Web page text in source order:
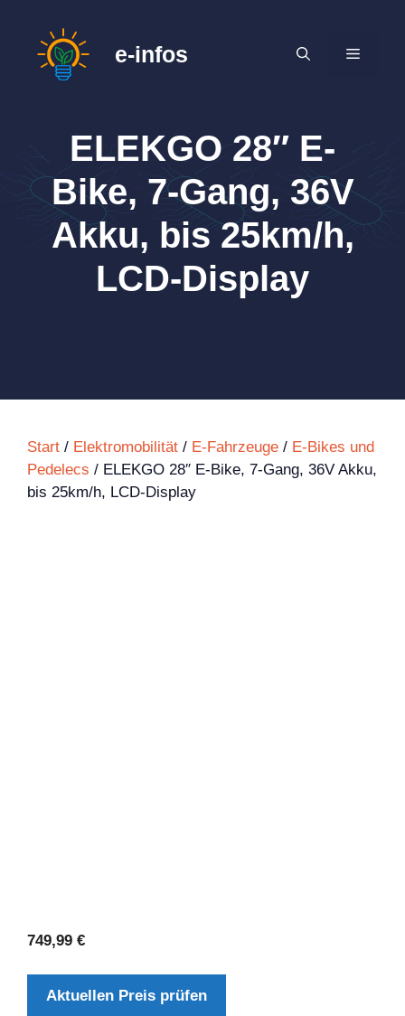
springen
e-infos MENÜ
ELEKGO 28″ E-
Bike, 7-Gang, 36V
Akku, bis 25km/h,
LCD-Display
Start / Elektromobilität / E-Fahrzeuge / E-Bikes und
Pedelecs / ELEKGO 28″ E-Bike, 7-Gang, 36V Akku,
bis 25km/h, LCD-Display
749,99 €
Aktuellen Preis prüfen